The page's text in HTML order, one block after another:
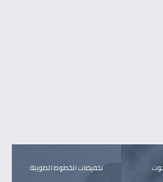
تخفيضات الخطوط الطويلة